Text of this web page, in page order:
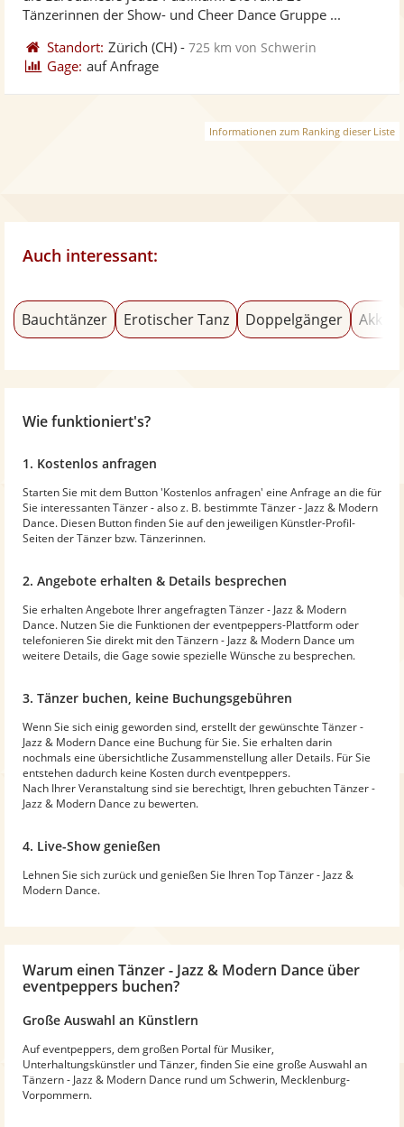
Tänzerinnen der Show- und Cheer Dance Gruppe ...
Standort: Zürich (CH) -725 km von Schwerin
Gage: auf Anfrage
Informationen zum Ranking dieser Liste
Auch interessant:
Bauchtänzer Erotischer Tanz Doppelgänger
Wie funktioniert's?
1. Kostenlos anfragen
Starten Sie mit dem Button 'Kostenlos anfragen' eine Anfrage an die für
Sie interessanten Tänzer - also z. B. bestimmte Tänzer - Jazz & Modern
Dance. Diesen Button finden Sie auf den jeweiligen Künstler-Profil-
Seiten der Tänzer bzw. Tänzerinnen.
2. Angebote erhalten & Details besprechen
Sie erhalten Angebote Ihrer angefragten Tänzer - Jazz & Modern
Dance. Nutzen Sie die Funktionen der eventpeppers-Plattform oder
telefonieren Sie direkt mit den Tänzern - Jazz & Modern Dance um
weitere Details, die Gage sowie spezielle Wünsche zu besprechen.
3. Tänzer buchen, keine Buchungsgebühren
Wenn Sie sich einig geworden sind, erstellt der gewünschte Tänzer -
Jazz & Modern Dance eine Buchung für Sie. Sie erhalten darin
nochmals eine übersichtliche Zusammenstellung aller Details. Für Sie
entstehen dadurch keine Kosten durch eventpeppers.
Nach Ihrer Veranstaltung sind sie berechtigt, Ihren gebuchten Tänzer -
Jazz & Modern Dance zu bewerten.
4. Live-Show genießen
Lehnen Sie sich zurück und genießen Sie Ihren Top Tänzer - Jazz &
Modern Dance.
Warum einen Tänzer - Jazz & Modern Dance über
eventpeppers buchen?
Große Auswahl an Künstlern
Auf eventpeppers, dem großen Portal für Musiker,
Unterhaltungskünstler und Tänzer, finden Sie eine große Auswahl an
Tänzern - Jazz & Modern Dance rund um Schwerin, Mecklenburg-
Vorpommern.